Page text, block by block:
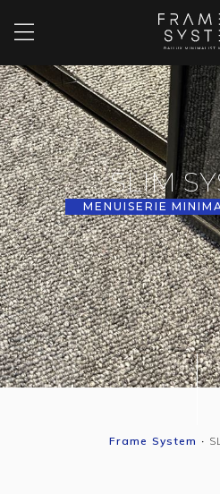
SLIM
MENUISERIE
Frame System •